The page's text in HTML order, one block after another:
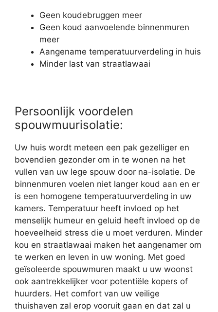
Geen koudebruggen meer
Geen koud aanvoelende binnenmuren
meer
Aangename temperatuurverdeling in huis
Minder last van straatlawaai
Persoonlijk voordelen
spouwmuurisolatie:
Uw huis wordt meteen een pak gezelliger en
bovendien gezonder om in te wonen na het
vullen van uw lege spouw door na-isolatie. De
binnenmuren voelen niet langer koud aan en er
is een homogene temperatuurverdeling in uw
kamers. Temperatuur heeft invloed op het
menselijk humeur en geluid heeft invloed op de
hoeveelheid stress die u moet verduren. Minder
kou en straatlawaai maken het aangenamer om
te werken en leven in uw woning. Met goed
geïsoleerde spouwmuren maakt u uw woonst
ook aantrekkelijker voor potentiële kopers of
huurders. Het comfort van uw veilige
thuishaven zal erop vooruit gaan en dat zal u